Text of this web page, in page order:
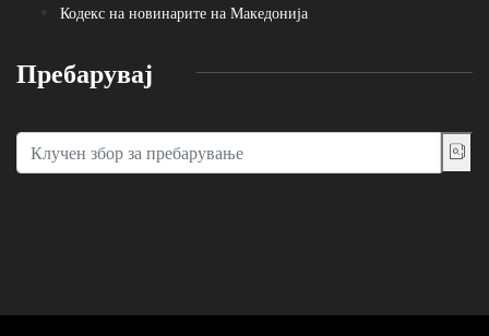
Кодекс на новинарите на Македонија
Пребарувај